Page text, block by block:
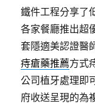
鐵件工程分享了
各家餐廳推出超
套隱適美認證醫
痔瘡藥推薦方式
公司植牙處理即
府收送呈現的為